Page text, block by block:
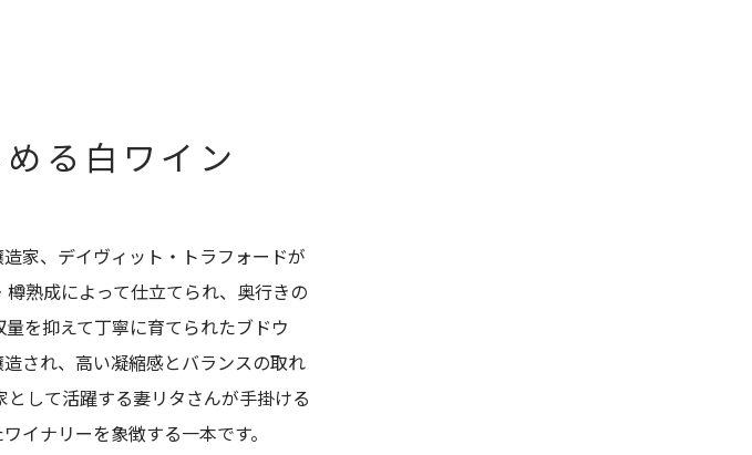
る白ワイン
家、デイヴィット・トラフォードが
熟成によって仕立てられ、奥行きの
を抑えて丁寧に育てられたブドウ
され、高い凝縮感とバランスの取れ
して活躍する妻リタさんが手掛ける
イナリーを象徴する一本です。